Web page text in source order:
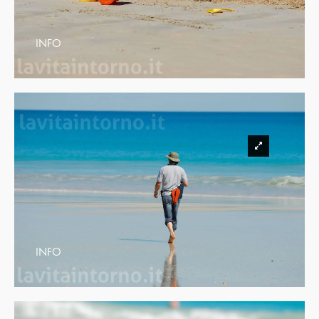
INFO
INFO